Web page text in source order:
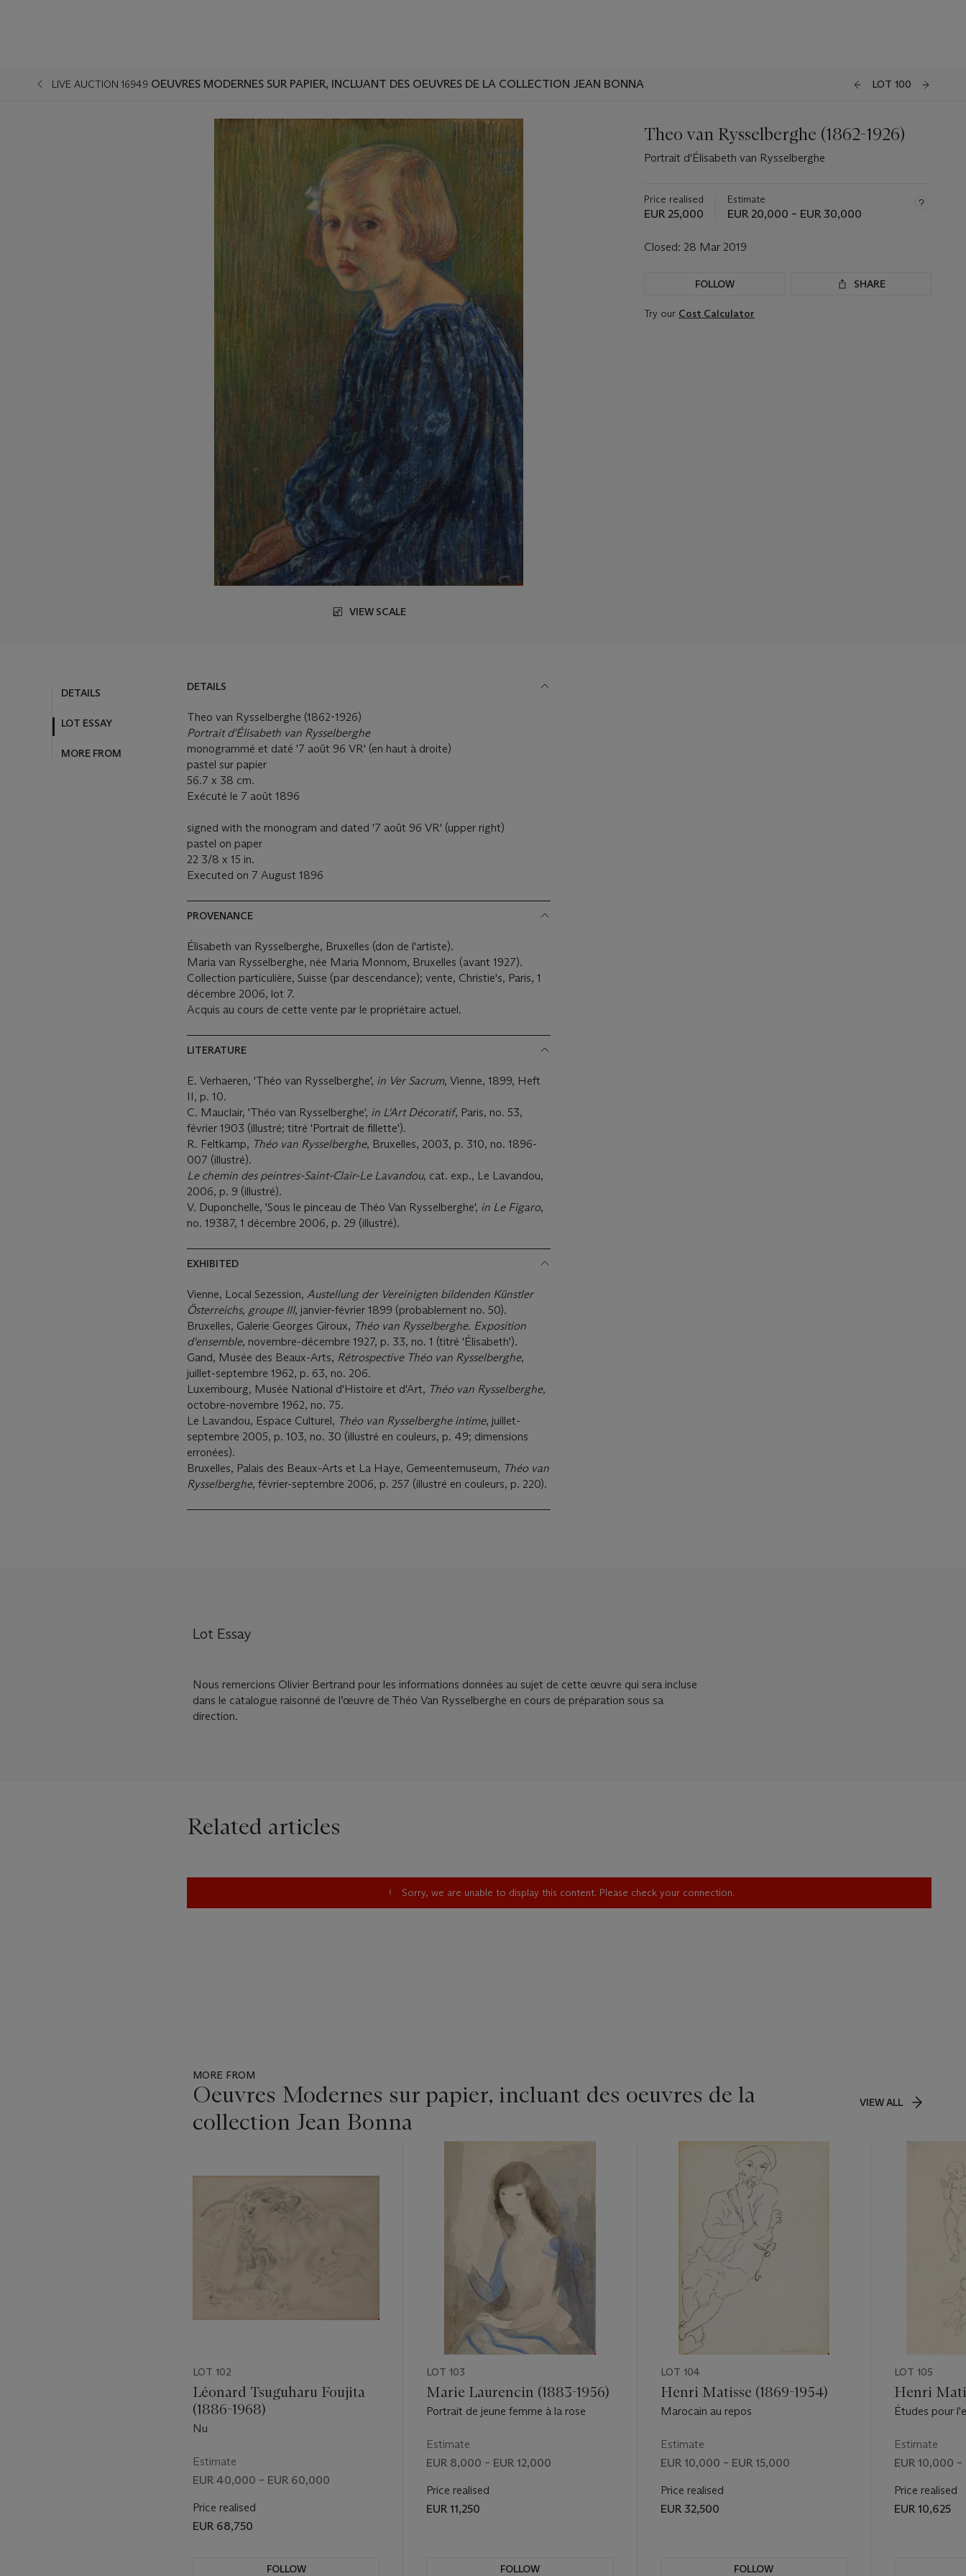
LIVE AUCTION 16949 OEUVRES MODERNES SUR PAPIER, INCLUANT DES OEUVRES DE LA COLLECTION JEAN BONNA LOT 100
VIEW SCALE
Theo van Rysselberghe (1862-1926)
Portrait d'Élisabeth van Rysselberghe
Price realised
EUR 25,000
Estimate
EUR 20,000 – EUR 30,000
Closed: 28 Mar 2019
FOLLOW SHARE
Try our Cost Calculator
DETAILS
LOT ESSAY
MORE FROM
DETAILS
Theo van Rysselberghe (1862-1926)
Portrait d'Élisabeth van Rysselberghe
monogrammé et daté '7 août 96 VR' (en haut à droite)
pastel sur papier
56.7 x 38 cm.
Exécuté le 7 août 1896
signed with the monogram and dated '7 août 96 VR' (upper right)
pastel on paper
22 3/8 x 15 in.
Executed on 7 August 1896
PROVENANCE
Élisabeth van Rysselberghe, Bruxelles (don de l'artiste).
Maria van Rysselberghe, née Maria Monnom, Bruxelles (avant 1927).
Collection particulière, Suisse (par descendance); vente, Christie's, Paris, 1
décembre 2006, lot 7.
Acquis au cours de cette vente par le propriétaire actuel.
LITERATURE
E. Verhaeren, 'Théo van Rysselberghe', in Ver Sacrum, Vienne, 1899, Heft
II, p. 10.
C. Mauclair, 'Théo van Rysselberghe', in L'Art Décoratif, Paris, no. 53,
février 1903 (illustré; titré 'Portrait de fillette').
R. Feltkamp, Théo van Rysselberghe, Bruxelles, 2003, p. 310, no. 1896-
007 (illustré).
Le chemin des peintres-Saint-Clair-Le Lavandou, cat. exp., Le Lavandou,
2006, p. 9 (illustré).
V. Duponchelle, 'Sous le pinceau de Théo Van Rysselberghe', in Le Figaro,
no. 19387, 1 décembre 2006, p. 29 (illustré).
EXHIBITED
Vienne, Local Sezession, Austellung der Vereinigten bildenden Künstler
Österreichs, groupe III, janvier-février 1899 (probablement no. 50).
Bruxelles, Galerie Georges Giroux, Théo van Rysselberghe. Exposition
d'ensemble, novembre-décembre 1927, p. 33, no. 1 (titré 'Élisabeth').
Gand, Musée des Beaux-Arts, Rétrospective Théo van Rysselberghe,
juillet-septembre 1962, p. 63, no. 206.
Luxembourg, Musée National d'Histoire et d'Art, Théo van Rysselberghe,
octobre-novembre 1962, no. 75.
Le Lavandou, Espace Culturel, Théo van Rysselberghe intime, juillet-
septembre 2005, p. 103, no. 30 (illustré en couleurs, p. 49; dimensions
erronées).
Bruxelles, Palais des Beaux-Arts et La Haye, Gemeentemuseum, Théo van
Rysselberghe, février-septembre 2006, p. 257 (illustré en couleurs, p. 220).
Lot Essay
Nous remercions Olivier Bertrand pour les informations données au sujet de cette œuvre qui sera incluse
dans le catalogue raisonné de l’œuvre de Théo Van Rysselberghe en cours de préparation sous sa
direction.
Related articles
Sorry, we are unable to display this content. Please check your connection.
MORE FROM
Oeuvres Modernes sur papier, incluant des oeuvres de la
collection Jean Bonna
VIEW ALL
out
LOT 102
Léonard Tsuguharu Foujita
(1886-1968)
Nu
Estimate
EUR 40,000 – EUR 60,000
Price realised
EUR 68,750
FOLLOW
LOT 103
Marie Laurencin (1883-1956)
Portrait de jeune femme à la rose
Estimate
EUR 8,000 – EUR 12,000
Price realised
EUR 11,250
FOLLOW
LOT 104
Henri Matisse (1869-1954)
Marocain au repos
Estimate
EUR 10,000 – EUR 15,000
Price realised
EUR 32,500
FOLLOW
LOT 105
Henri
Études pour
l'enfant" de la
Estimate
EUR 10,000 –
Price realised
EUR 10,625